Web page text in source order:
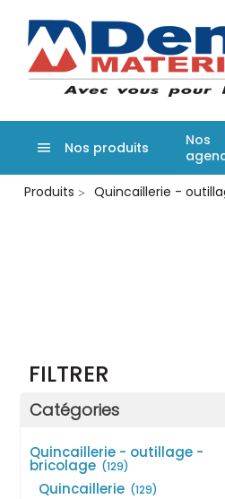
Aller
Nos produits
Nos
Produits
Quincaillerie -
FILTRER
Catégories
quincaillerie - outillage -
bricolage (129)
quincaillerie (129)